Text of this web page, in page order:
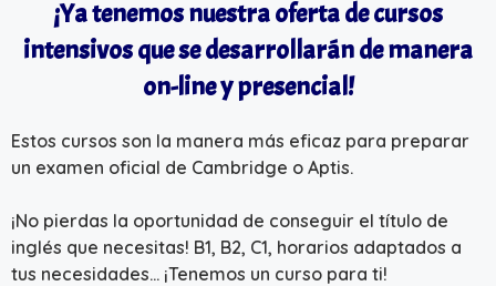
¡Ya tenemos nuestra oferta de cursos
intensivos que se desarrollarán de manera
on-line y presencial!
Estos cursos son la manera más eficaz para preparar
un examen oficial de Cambridge o Aptis.
¡No pierdas la oportunidad de conseguir el título de
inglés que necesitas! B1, B2, C1, horarios adaptados a
tus necesidades… ¡Tenemos un curso para ti!